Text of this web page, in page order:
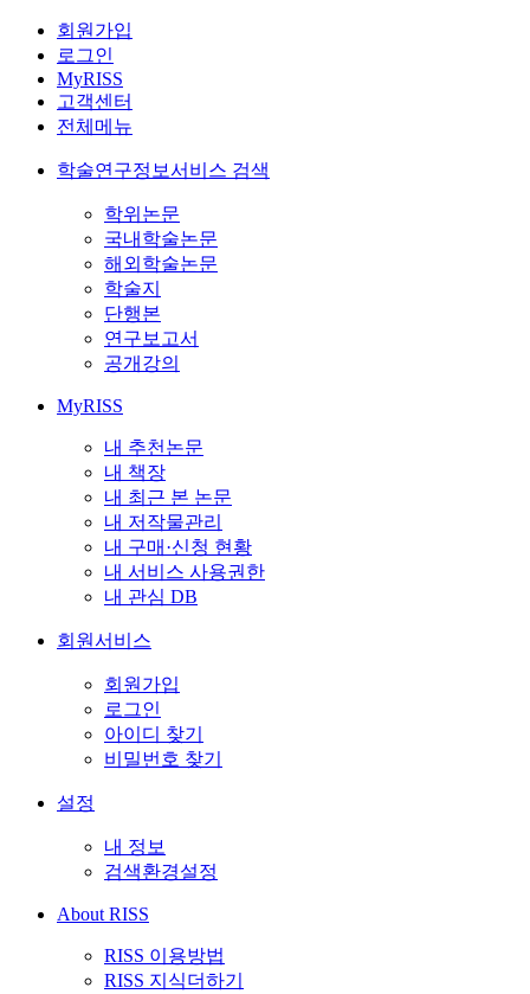
회원가입
로그인
MyRISS
고객센터
전체메뉴
학술연구정보서비스 검색
학위논문
국내학술논문
해외학술논문
학술지
단행본
연구보고서
공개강의
MyRISS
내 추천논문
내 책장
내 최근 본 논문
내 저작물관리
내 구매·신청 현황
내 서비스 사용권한
내 관심 DB
회원서비스
회원가입
로그인
아이디 찾기
비밀번호 찾기
설정
내 정보
검색환경설정
About RISS
RISS 이용방법
RISS 지식더하기